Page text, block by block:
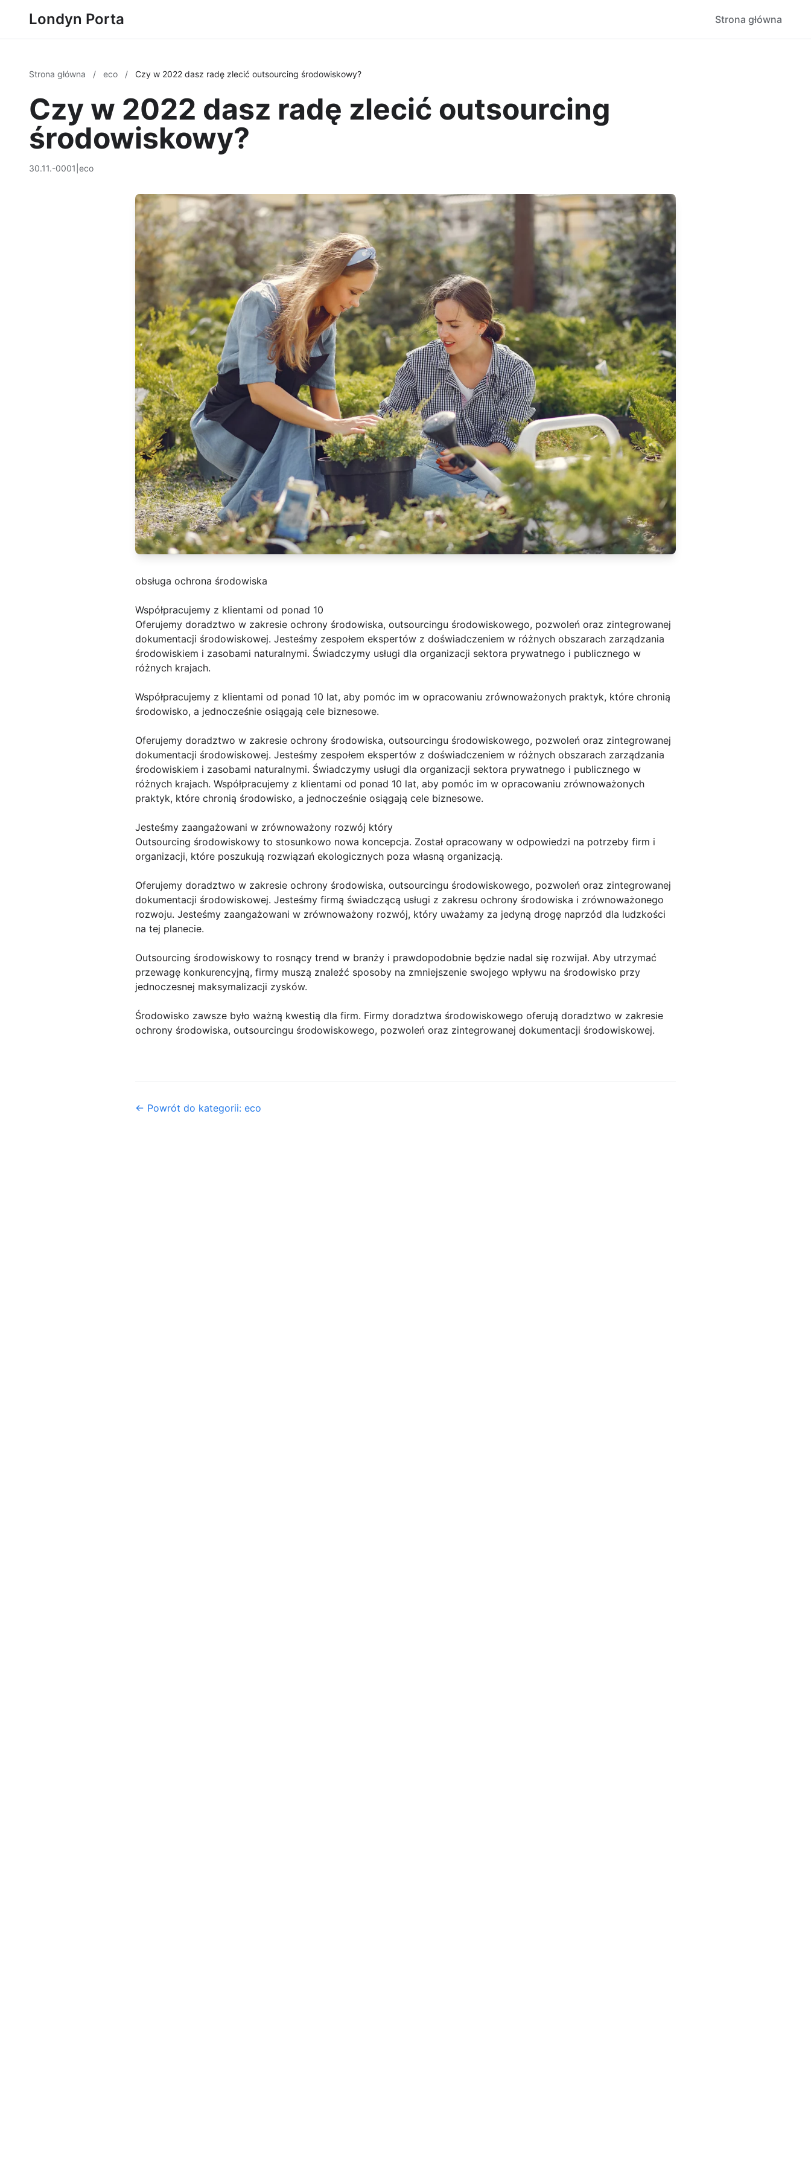
Londyn Porta Strona główna
Strona główna / eco / Czy w 2022 dasz radę zlecić outsourcing środowiskowy?
Czy w 2022 dasz radę zlecić outsourcing
środowiskowy?
30.11.-0001 eco
obsługa ochrona środowiska
Współpracujemy z klientami od ponad 10
Oferujemy doradztwo w zakresie ochrony środowiska, outsourcingu środowiskowego, pozwoleń oraz zintegrowanej
dokumentacji środowiskowej. Jesteśmy zespołem ekspertów z doświadczeniem w różnych obszarach zarządzania
środowiskiem i zasobami naturalnymi. Świadczymy usługi dla organizacji sektora prywatnego i publicznego w
różnych krajach.
Współpracujemy z klientami od ponad 10 lat, aby pomóc im w opracowaniu zrównoważonych praktyk, które chronią
środowisko, a jednocześnie osiągają cele biznesowe.
Oferujemy doradztwo w zakresie ochrony środowiska, outsourcingu środowiskowego, pozwoleń oraz zintegrowanej
dokumentacji środowiskowej. Jesteśmy zespołem ekspertów z doświadczeniem w różnych obszarach zarządzania
środowiskiem i zasobami naturalnymi. Świadczymy usługi dla organizacji sektora prywatnego i publicznego w
różnych krajach. Współpracujemy z klientami od ponad 10 lat, aby pomóc im w opracowaniu zrównoważonych
praktyk, które chronią środowisko, a jednocześnie osiągają cele biznesowe.
Jesteśmy zaangażowani w zrównoważony rozwój który
Outsourcing środowiskowy to stosunkowo nowa koncepcja. Został opracowany w odpowiedzi na potrzeby firm i
organizacji, które poszukują rozwiązań ekologicznych poza własną organizacją.
Oferujemy doradztwo w zakresie ochrony środowiska, outsourcingu środowiskowego, pozwoleń oraz zintegrowanej
dokumentacji środowiskowej. Jesteśmy firmą świadczącą usługi z zakresu ochrony środowiska i zrównoważonego
rozwoju. Jesteśmy zaangażowani w zrównoważony rozwój, który uważamy za jedyną drogę naprzód dla ludzkości
na tej planecie.
Outsourcing środowiskowy to rosnący trend w branży i prawdopodobnie będzie nadal się rozwijał. Aby utrzymać
przewagę konkurencyjną, firmy muszą znaleźć sposoby na zmniejszenie swojego wpływu na środowisko przy
jednoczesnej maksymalizacji zysków.
Środowisko zawsze było ważną kwestią dla firm. Firmy doradztwa środowiskowego oferują doradztwo w zakresie
ochrony środowiska, outsourcingu środowiskowego, pozwoleń oraz zintegrowanej dokumentacji środowiskowej.
← Powrót do kategorii: eco